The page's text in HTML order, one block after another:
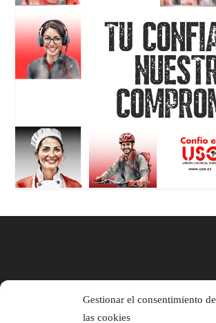
Gestionar el consentimiento de
las cookies